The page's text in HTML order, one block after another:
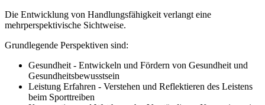
Die Entwicklung von Handlungsfähigkeit verlangt eine
mehrperspektivische Sichtweise.
Grundlegende Perspektiven sind:
Gesundheit - Entwickeln und Fördern von Gesundheit und
Gesundheitsbewusstsein
Leistung Erfahren - Verstehen und Reflektieren des Leistens
beim Sporttreiben